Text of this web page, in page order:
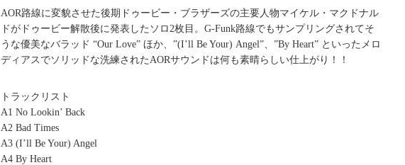
ー
調
節
に
は
AOR路線に変貌させた後期ドゥービー・ブラザーズの主要人物マイケル・マクドナル
ドがドゥービー解散後に発表したソロ2枚目。G-Funk路線でもサンプリングされてそ
うな優美なバラッド “Our Love” ほか、”(I’ll Be Your) Angel”、”By Heart” といったメロ
ディアスでソリッドな洗練されたAORサウンドは何も素晴らしい仕上がり！！
トラックリスト
A1 No Lookin’ Back
A2 Bad Times
A3 (I’ll Be Your) Angel
A4 By Heart